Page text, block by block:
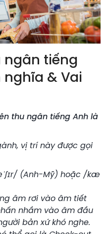
ngân tiếng
& Vai
thu ngân tiếng Anh là
vị trí này được gọi
(Anh-Mỹ) hoặc /kæ
âm rơi vào âm tiết
nhầm vào âm đầu
bản xứ khó nghe.